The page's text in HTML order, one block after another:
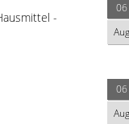
-
06
Aug
06
Aug